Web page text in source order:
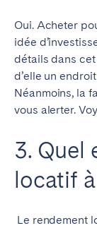
Oui. Acheter
idée
détails dans
d’elle un
Néanmoins, la
vous alerter.
3. Quel
locatif
Le rendement